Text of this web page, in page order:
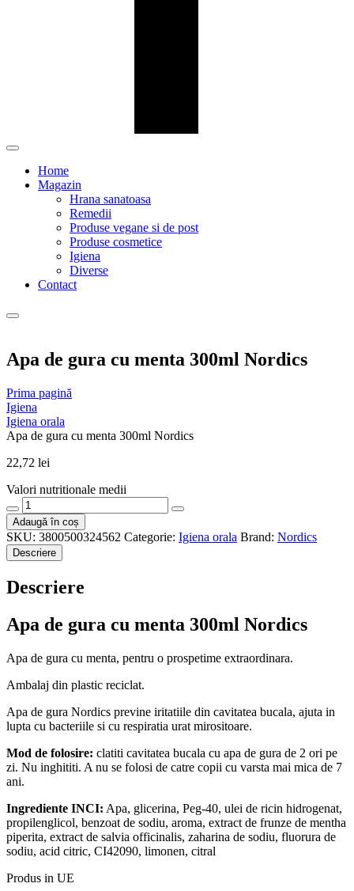
Home
Magazin
Hrana sanatoasa
Remedii
Produse vegane si de post
Produse cosmetice
Igiena
Diverse
Contact
Apa de gura cu menta 300ml Nordics
Prima pagină
Igiena
Igiena orala
Apa de gura cu menta 300ml Nordics
22,72 lei
Valori nutritionale medii
Cantitate
Apa
de
gura
cu
300ml
Adaugă în coș
SKU: 3800500324562 Categorie: Igiena orala Brand: Nordics
Descriere
Descriere
Apa de gura cu menta 300ml Nordics
Apa de gura cu menta, pentru o prospetime extraordinara.
Ambalaj din plastic reciclat.
Apa de gura Nordics previne iritatiile din cavitatea bucala, ajuta in
lupta cu bacteriile si cu respiratia urat mirositoare.
Mod de folosire: clatiti cavitatea bucala cu apa de gura de 2 ori pe
zi. Nu inghititi. A nu se folosi de catre copii cu varsta mai mica de 7
ani.
Ingrediente INCI: Apa, glicerina, Peg-40, ulei de ricin hidrogenat,
propilenglicol, benzoat de sodiu, aroma, extract de frunze de mentha
piperita, extract de salvia officinalis, zaharina de sodiu, fluorura de
sodiu, acid citric, CI42090, limonen, citral
Produs in UE